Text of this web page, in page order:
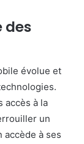
des
évolue et
accès à la
un
accède à ses